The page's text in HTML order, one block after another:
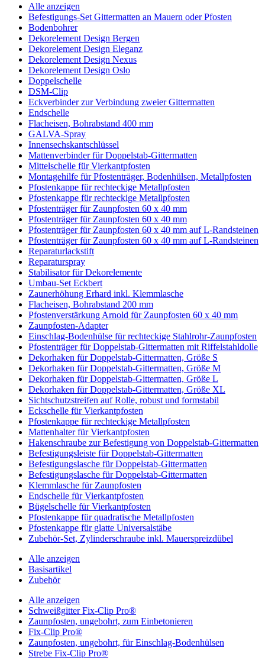
Alle anzeigen
Befestigungs-Set Gittermatten an Mauern oder Pfosten
Bodenbohrer
Dekorelement Design Bergen
Dekorelement Design Eleganz
Dekorelement Design Nexus
Dekorelement Design Oslo
Doppelschelle
DSM-Clip
Eckverbinder zur Verbindung zweier Gittermatten
Endschelle
Flacheisen, Bohrabstand 400 mm
GALVA-Spray
Innensechskantschlüssel
Mattenverbinder für Doppelstab-Gittermatten
Mittelschelle für Vierkantpfosten
Montagehilfe für Pfostenträger, Bodenhülsen, Metallpfosten
Pfostenkappe für rechteckige Metallpfosten
Pfostenkappe für rechteckige Metallpfosten
Pfostenträger für Zaunpfosten 60 x 40 mm
Pfostenträger für Zaunpfosten 60 x 40 mm
Pfostenträger für Zaunpfosten 60 x 40 mm auf L-Randsteinen
Pfostenträger für Zaunpfosten 60 x 40 mm auf L-Randsteinen
Reparaturlackstift
Reparaturspray
Stabilisator für Dekorelemente
Umbau-Set Eckbert
Zaunerhöhung Erhard inkl. Klemmlasche
Flacheisen, Bohrabstand 200 mm
Pfostenverstärkung Arnold für Zaunpfosten 60 x 40 mm
Zaunpfosten-Adapter
Einschlag-Bodenhülse für rechteckige Stahlrohr-Zaunpfosten
Pfostenträger für Doppelstab-Gittermatten mit Riffelstahldolle
Dekorhaken für Doppelstab-Gittermatten, Größe S
Dekorhaken für Doppelstab-Gittermatten, Größe M
Dekorhaken für Doppelstab-Gittermatten, Größe L
Dekorhaken für Doppelstab-Gittermatten, Größe XL
Sichtschutzstreifen auf Rolle, robust und formstabil
Eckschelle für Vierkantpfosten
Pfostenkappe für rechteckige Metallpfosten
Mattenhalter für Vierkantpfosten
Hakenschraube zur Befestigung von Doppelstab-Gittermatten
Befestigungsleiste für Doppelstab-Gittermatten
Befestigungslasche für Doppelstab-Gittermatten
Befestigungslasche für Doppelstab-Gittermatten
Klemmlasche für Zaunpfosten
Endschelle für Vierkantpfosten
Bügelschelle für Vierkantpfosten
Pfostenkappe für quadratische Metallpfosten
Pfostenkappe für glatte Universalstäbe
Zubehör-Set, Zylinderschraube inkl. Mauerspreizdübel
Alle anzeigen
Basisartikel
Zubehör
Alle anzeigen
Schweißgitter Fix-Clip Pro®
Zaunpfosten, ungebohrt, zum Einbetonieren
Fix-Clip Pro®
Zaunpfosten, ungebohrt, für Einschlag-Bodenhülsen
Strebe Fix-Clip Pro®